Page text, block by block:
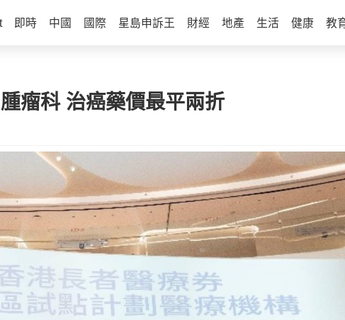
即時 中國 國際 星島申訴王 財經 地產 生活 健康 教
瘤科 治癌藥價最平兩折